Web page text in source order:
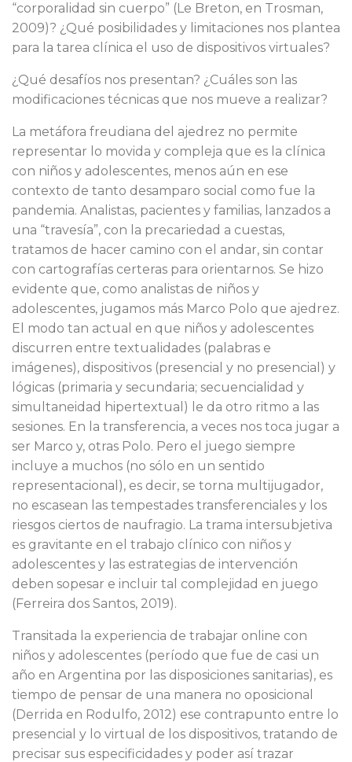
“corporalidad sin cuerpo” (Le Breton, en Trosman,
2009)? ¿Qué posibilidades y limitaciones nos plantea
para la tarea clínica el uso de dispositivos virtuales?
¿Qué desafíos nos presentan? ¿Cuáles son las
modificaciones técnicas que nos mueve a realizar?
La metáfora freudiana del ajedrez no permite
representar lo movida y compleja que es la clínica
con niños y adolescentes, menos aún en ese
contexto de tanto desamparo social como fue la
pandemia. Analistas, pacientes y familias, lanzados a
una “travesía”, con la precariedad a cuestas,
tratamos de hacer camino con el andar, sin contar
con cartografías certeras para orientarnos. Se hizo
evidente que, como analistas de niños y
adolescentes, jugamos más Marco Polo que ajedrez.
El modo tan actual en que niños y adolescentes
discurren entre textualidades (palabras e
imágenes), dispositivos (presencial y no presencial) y
lógicas (primaria y secundaria; secuencialidad y
simultaneidad hipertextual) le da otro ritmo a las
sesiones. En la transferencia, a veces nos toca jugar a
ser Marco y, otras Polo. Pero el juego siempre
incluye a muchos (no sólo en un sentido
representacional), es decir, se torna multijugador,
no escasean las tempestades transferenciales y los
riesgos ciertos de naufragio. La trama intersubjetiva
es gravitante en el trabajo clínico con niños y
adolescentes y las estrategias de intervención
deben sopesar e incluir tal complejidad en juego
(Ferreira dos Santos, 2019).
Transitada la experiencia de trabajar online con
niños y adolescentes (período que fue de casi un
año en Argentina por las disposiciones sanitarias), es
tiempo de pensar de una manera no oposicional
(Derrida en Rodulfo, 2012) ese contrapunto entre lo
presencial y lo virtual de los dispositivos, tratando de
precisar sus especificidades y poder así trazar